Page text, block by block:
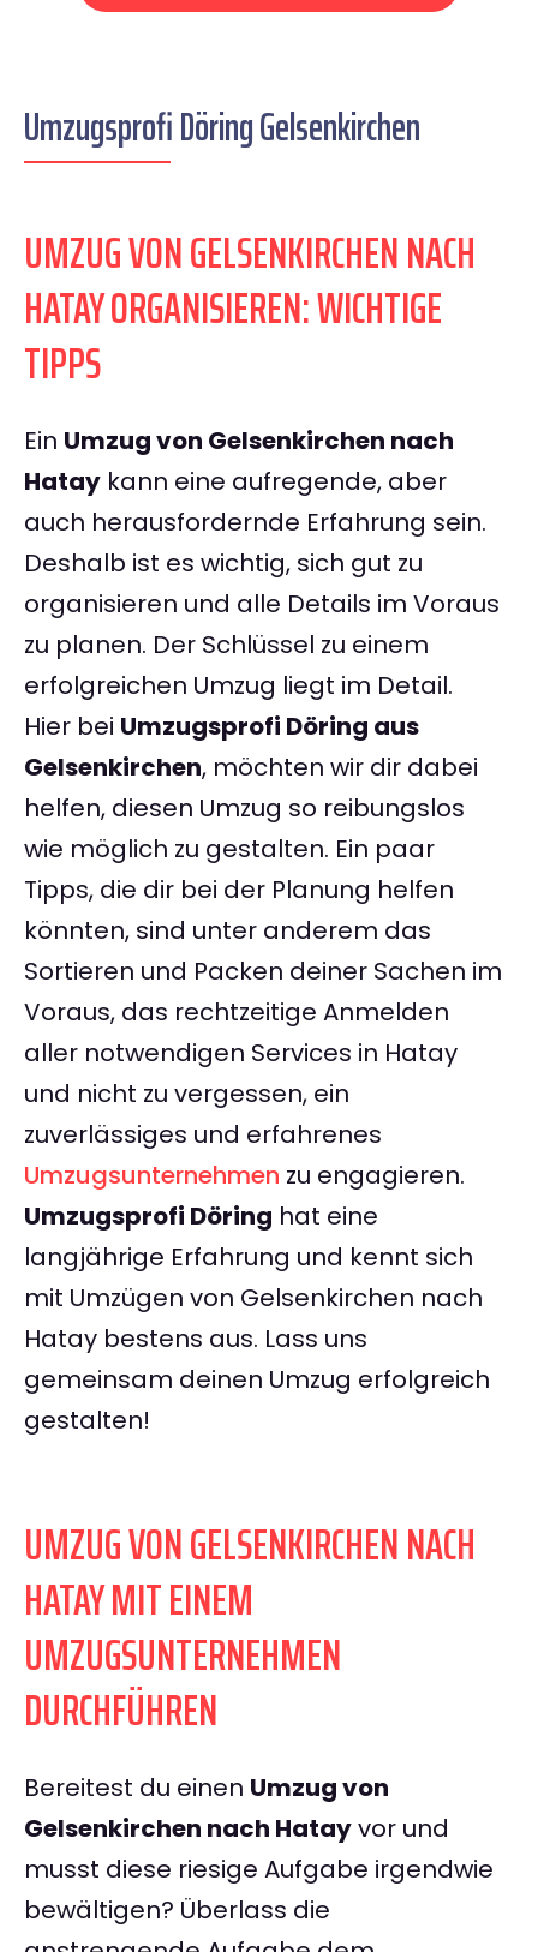
Umzugsprofi Döring Gelsenkirchen
UMZUG VON GELSENKIRCHEN NACH
HATAY ORGANISIEREN: WICHTIGE
TIPPS
Ein Umzug von Gelsenkirchen nach
Hatay kann eine aufregende, aber
auch herausfordernde Erfahrung sein.
Deshalb ist es wichtig, sich gut zu
organisieren und alle Details im Voraus
zu planen. Der Schlüssel zu einem
erfolgreichen Umzug liegt im Detail.
Hier bei Umzugsprofi Döring aus
Gelsenkirchen, möchten wir dir dabei
helfen, diesen Umzug so reibungslos
wie möglich zu gestalten. Ein paar
Tipps, die dir bei der Planung helfen
könnten, sind unter anderem das
Sortieren und Packen deiner Sachen im
Voraus, das rechtzeitige Anmelden
aller notwendigen Services in Hatay
und nicht zu vergessen, ein
zuverlässiges und erfahrenes
Umzugsunternehmen zu engagieren.
Umzugsprofi Döring hat eine
langjährige Erfahrung und kennt sich
mit Umzügen von Gelsenkirchen nach
Hatay bestens aus. Lass uns
gemeinsam deinen Umzug erfolgreich
gestalten!
UMZUG VON GELSENKIRCHEN NACH
HATAY MIT EINEM
UMZUGSUNTERNEHMEN
DURCHFÜHREN
Bereitest du einen Umzug von
Gelsenkirchen nach Hatayvor und
musst diese riesige Aufgabe irgendwie
bewältigen? Überlass die